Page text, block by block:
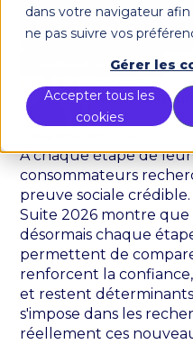
dans votre navigateur
ne pas suivre vos
Gérer les
Accepter tous les
cookies
Visibilité & avis clients
Arthur,
À chaque étape de
consommateurs
preuve sociale
Suite 2026 montre que
désormais chaque
permettent de
renforcent la
et restent
s'impose dans les
réellement ces